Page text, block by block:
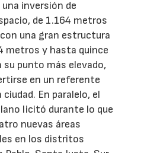
inversión de
de 1.164 metros
una gran estructura
metros y hasta quince
punto más elevado,
en un referente
En paralelo, el
licitó durante lo que
nuevas áreas
en los distritos